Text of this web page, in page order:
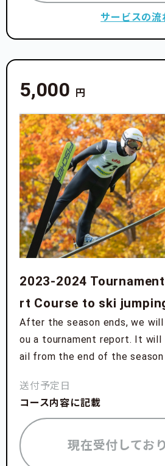
サービスの流
5,000 円
2023-2024
rt Course to ski
After the season ends, we
ou a tournament report. It will
ail from the end of the season
送付予定日
コース内容に記載
現在受付してお